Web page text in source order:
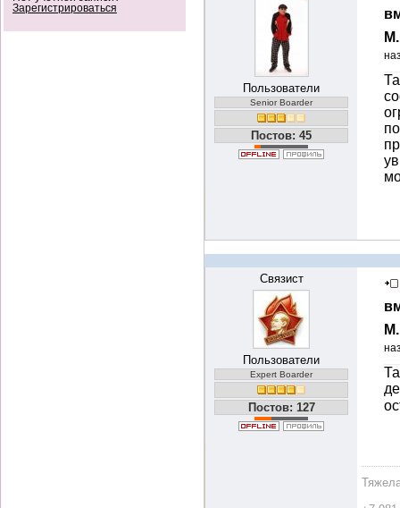
Зарегистрироваться
Пользователи
Senior Boarder
Постов: 45
Связист
Пользователи
Expert Boarder
Постов: 127